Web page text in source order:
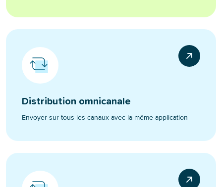
Distribution omnicanale
Envoyer sur tous les canaux avec la même application